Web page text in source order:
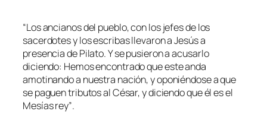
“Los ancianos del pueblo, con los jefes de los
sacerdotes y los escribas llevaron a Jesús a
presencia de Pilato. Y se pusieron a acusarlo
diciendo: Hemos encontrado que este anda
amotinando a nuestra nación, y oponiéndose a que
se paguen tributos al César, y diciendo que él es el
Mesías rey”.